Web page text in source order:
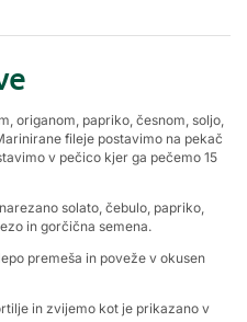
origanom, papriko, česnom, soljo,
fileje postavimo na pekač
v pečico kjer ga pečemo 15
solato, čebulo, papriko,
in gorčična semena.
premeša in poveže v okusen
in zvijemo kot je prikazano v